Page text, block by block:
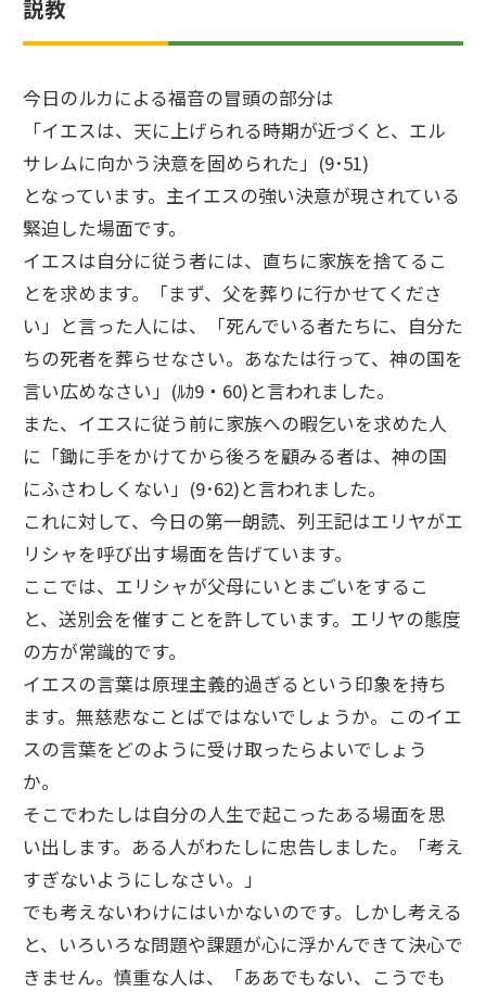
説教
今日のルカによる福音の冒頭の部分は
「イエスは、天に上げられる時期が近づくと、エル
サレムに向かう決意を固められた」(9･51)
となっています。主イエスの強い決意が現されている
緊迫した場面です。
イエスは自分に従う者には、直ちに家族を捨てるこ
とを求めます。「まず、父を葬りに行かせてくださ
い」と言った人には、「死んでいる者たちに、自分た
ちの死者を葬らせなさい。あなたは行って、神の国を
言い広めなさい」(ﾙｶ9・60)と言われました。
また、イエスに従う前に家族への暇乞いを求めた人
に「鋤に手をかけてから後ろを顧みる者は、神の国
にふさわしくない」(9･62)と言われました。
これに対して、今日の第一朗読、列王記はエリヤがエ
リシャを呼び出す場面を告げています。
ここでは、エリシャが父母にいとまごいをするこ
と、送別会を催すことを許しています。エリヤの態度
の方が常識的です。
イエスの言葉は原理主義的過ぎるという印象を持ち
ます。無慈悲なことばではないでしょうか。このイエ
スの言葉をどのように受け取ったらよいでしょう
か。
そこでわたしは自分の人生で起こったある場面を思
い出します。ある人がわたしに忠告しました。「考え
すぎないようにしなさい。」
でも考えないわけにはいかないのです。しかし考える
と、いろいろな問題や課題が心に浮かんできて決心で
きません。慎重な人は、「ああでもない、こうでも